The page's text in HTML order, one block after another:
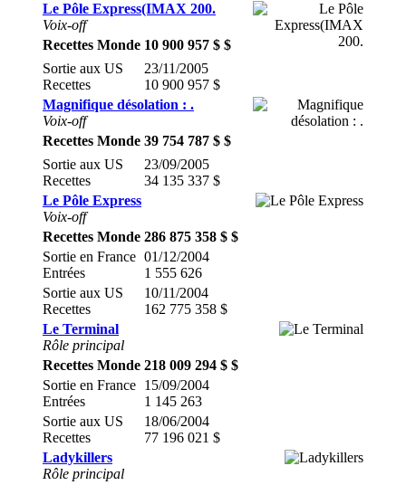
Le Pôle Express(IMAX 200.
Voix-off
Recettes Monde 10 900 957 $ $
Sortie aux US
Recettes
23/11/2005
10 900 957 $
Magnifique désolation : .
Voix-off
Recettes Monde 39 754 787 $ $
Sortie aux US
Recettes
23/09/2005
34 135 337 $
Le Pôle Express
Voix-off
Recettes Monde 286 875 358 $ $
Sortie en France
Entrées
01/12/2004
1 555 626
Sortie aux US
Recettes
10/11/2004
162 775 358 $
Le Terminal
Rôle principal
Recettes Monde 218 009 294 $ $
Sortie en France
Entrées
15/09/2004
1 145 263
Sortie aux US
Recettes
18/06/2004
77 196 021 $
Ladykillers
Rôle principal